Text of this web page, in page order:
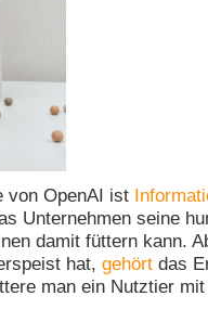
von OpenAI ist
Unternehmen seine
damit füttern kann.
hat, gehört das
man ein Nutztier